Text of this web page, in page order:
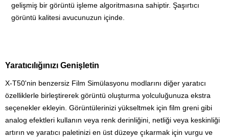
gelişmiş bir görüntü işleme algoritmasına sahiptir. Şaşırtıcı
görüntü kalitesi avucunuzun içinde.
Yaratıcılığınızı Genişletin
X-T50'nin benzersiz Film Simülasyonu modlarını diğer yaratıcı
özelliklerle birleştirerek görüntü oluşturma yolculuğunuza ekstra
seçenekler ekleyin. Görüntülerinizi yükseltmek için film greni gibi
analog efektleri kullanın veya renk derinliğini, netliği veya keskinliği
artırın ve yaratıcı paletinizi en üst düzeye çıkarmak için vurgu ve